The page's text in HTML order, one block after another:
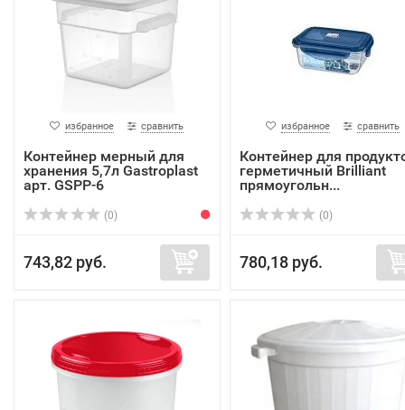
избранное сравнить
Контейнер мерный для
хранения 5,7л Gastroplast
арт. GSPP-6
(0)
743,82 руб.
избранное сравнить
Контейнер для
герметичный Brilliant
прямоугольн...
(0)
780,18 руб.